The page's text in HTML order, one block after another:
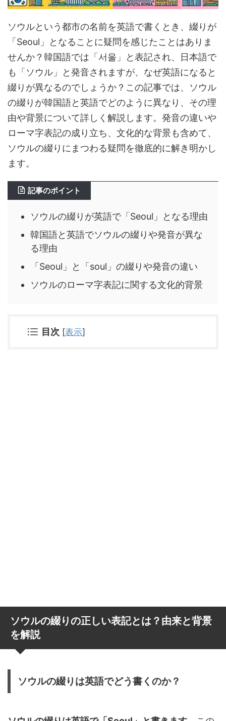
ソウルという都市の名前を英語で書くとき、綴りが
「Seoul」となることに疑問を感じたことはありま
せんか？韓国語では「서울」と表記され、日本語で
も「ソウル」と発音されますが、なぜ英語になると
綴りが異なるのでしょうか？この記事では、ソウル
の綴りが韓国語と英語でどのように異なり、その理
由や背景について詳しく解説します。発音の違いや
ローマ字表記の成り立ち、文化的な背景も含めて、
ソウルの綴りにまつわる疑問を徹底的に解き明かし
ます。
記事のポイント
ソウルの綴りが英語で「Seoul」となる理由
韓国語と英語でソウルの綴りや発音が異な
る理由
「Seoul」と「soul」の綴りや発音の違い
ソウルのローマ字表記に関する文化的背景
目次 [表示]
ソウルの綴りの正しい表記とは？由来と背景
を解説
ソウルの綴りは英語でどう書くのか？